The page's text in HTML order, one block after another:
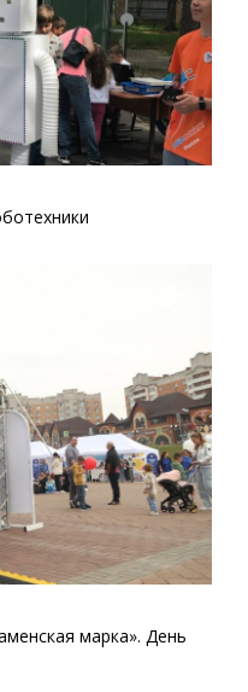
марка». День